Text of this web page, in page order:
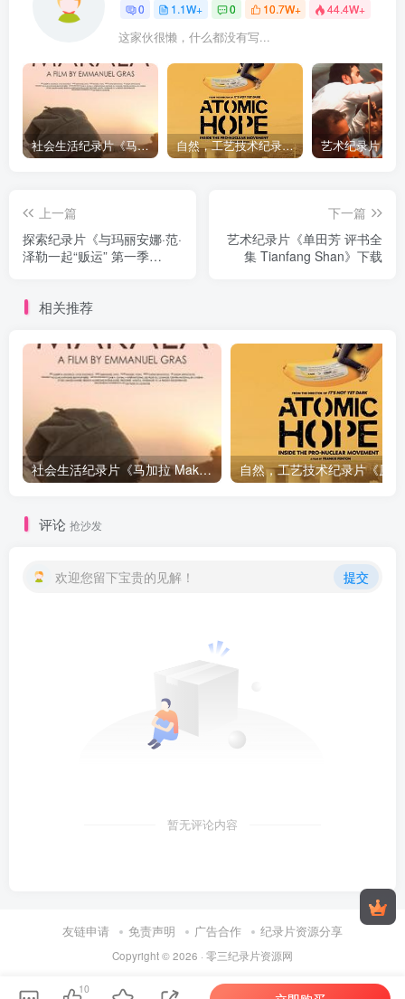
0 1.1W+ 0 10.7W+ 44.4W+
这家伙很懒，什么都没有写...
社会生活纪录片《马加拉 Makala》下载 自然，工艺技术纪录片《原子能的希望 Atomic Hope – Inside the Pro-Nuclear Movement》下载
上一篇
探索纪录片《与玛丽安娜·范·
泽勒一起“贩运” 第一季
下一篇
艺术纪录片《单田芳 评书全
集 Tianfang Shan》下载
相关推荐
社会生活纪录片《马加拉 Makala》下载
评论 抢沙发
欢迎您留下宝贵的见解！ 提交
暂无评论内容
友链申请 免责声明 广告合作 纪录片资源分享
Copyright © 2026 · 零三纪录片资源网
10